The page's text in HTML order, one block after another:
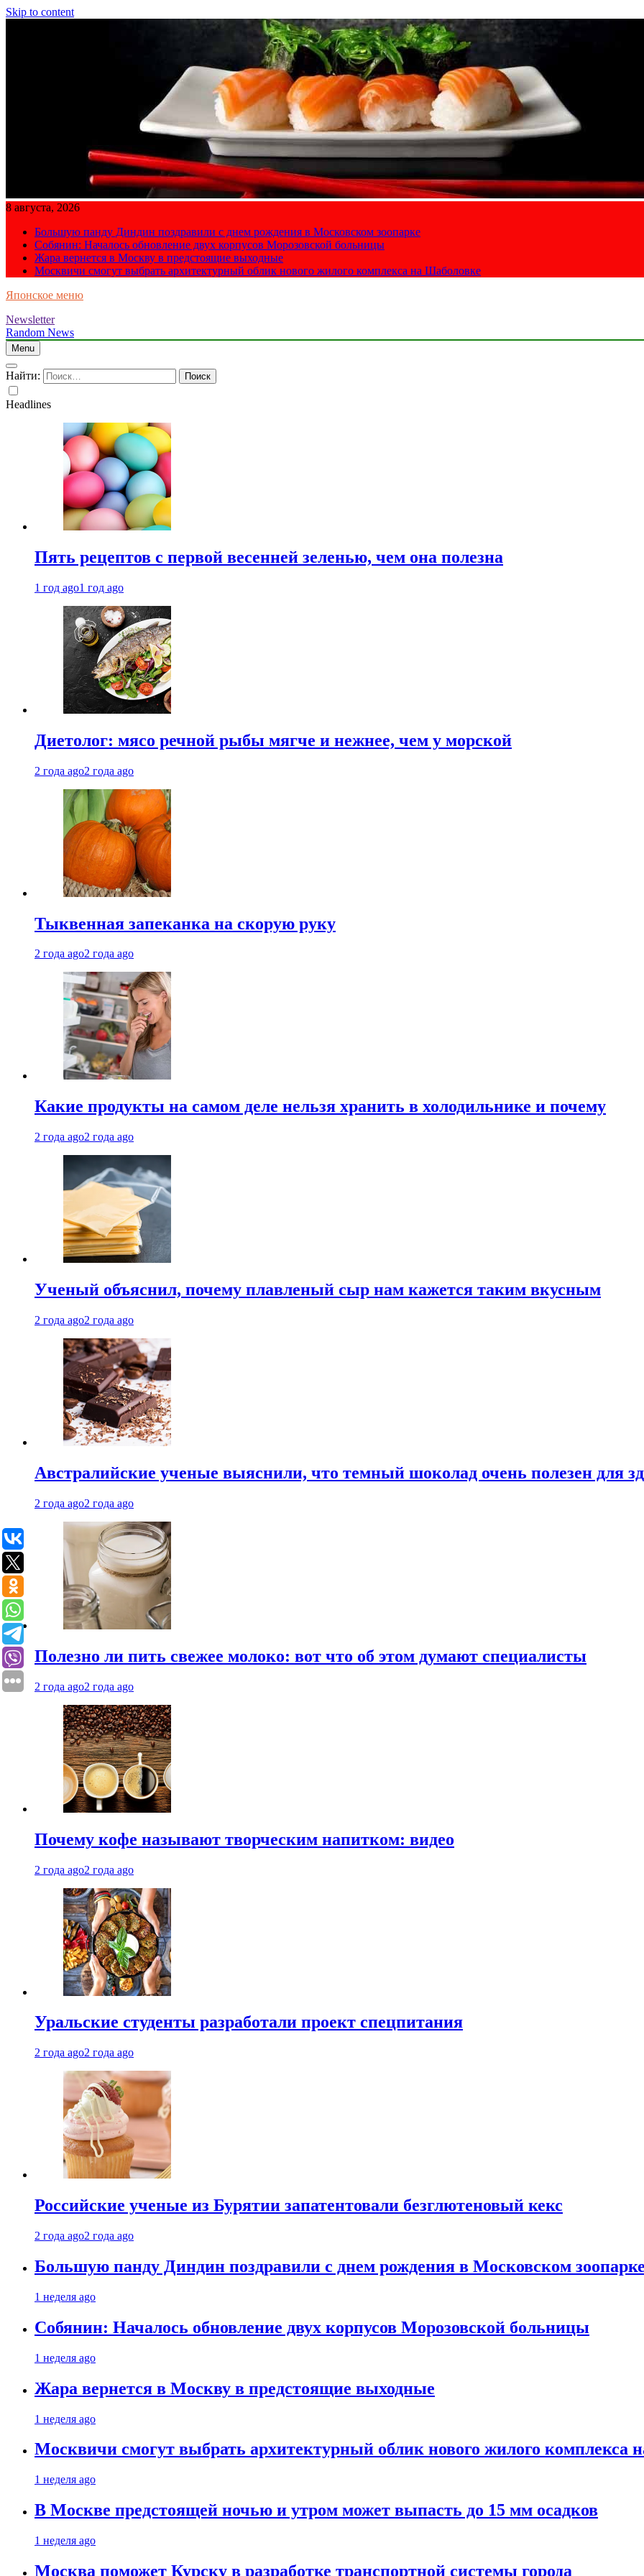
Skip to content
8 августа, 2026
Большую панду Диндин поздравили с днем рождения в Московском зоопарке
Собянин: Началось обновление двух корпусов Морозовской больницы
Жара вернется в Москву в предстоящие выходные
Москвичи смогут выбрать архитектурный облик нового жилого комплекса на Шаболовке
Японское меню
Newsletter
Random News
Menu
Найти:
Headlines
Пять рецептов с первой весенней зеленью, чем она полезна
1 год ago1 год ago
Диетолог: мясо речной рыбы мягче и нежнее, чем у морской
2 года ago2 года ago
Тыквенная запеканка на скорую руку
2 года ago2 года ago
Какие продукты на самом деле нельзя хранить в холодильнике и почему
2 года ago2 года ago
Ученый объяснил, почему плавленый сыр нам кажется таким вкусным
2 года ago2 года ago
Австралийские ученые выяснили, что темный шоколад очень полезен для
2 года ago2 года ago
Полезно ли пить свежее молоко: вот что об этом думают специалисты
2 года ago2 года ago
Почему кофе называют творческим напитком: видео
2 года ago2 года ago
Уральские студенты разработали проект спецпитания
2 года ago2 года ago
Российские ученые из Бурятии запатентовали безглютеновый кекс
2 года ago2 года ago
Большую панду Диндин поздравили с днем рождения в Московском зоопарке
1 неделя ago
Собянин: Началось обновление двух корпусов Морозовской больницы
1 неделя ago
Жара вернется в Москву в предстоящие выходные
1 неделя ago
Москвичи смогут выбрать архитектурный облик нового жилого комплекса
1 неделя ago
В Москве предстоящей ночью и утром может выпасть до 15 мм осадков
1 неделя ago
Москва поможет Курску в разработке транспортной системы города